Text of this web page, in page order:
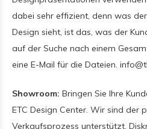
dabei sehr effizient, denn was
Design sieht, ist das, was der
auf der Suche nach einem
eine E-Mail für die Dateien.
Showroom: Bringen Sie Ihre
ETC Design Center. Wir sind der
Verkaufsprozess unterstützt.